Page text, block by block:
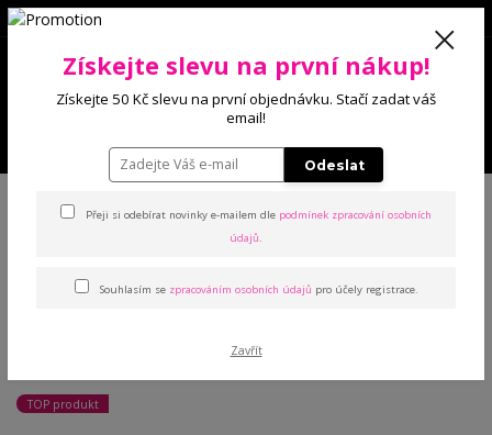
0 Kč
vzorem pro baculky
Flora bavlněné šaty s
TOP produkt
Získejte slevu na první nákup!
Získejte 50 Kč slevu na první objednávku. Stačí zadat váš
email!
Odeslat
Přeji si odebírat novinky e-mailem dle podmínek zpracování osobních
údajů.
Souhlasím se zpracováním osobních údajů pro účely registrace.
Zavřít